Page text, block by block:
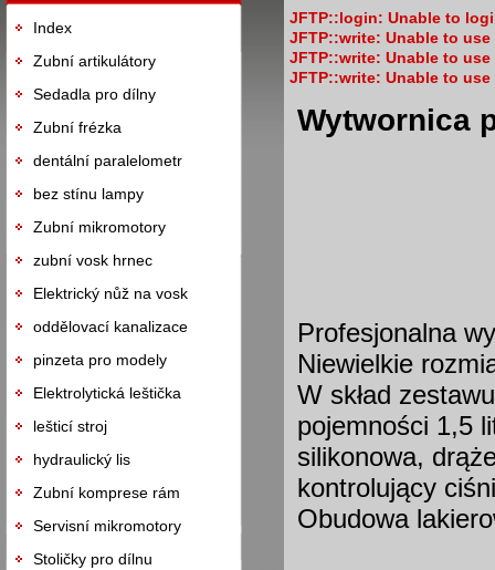
Index
Zubní artikulátory
Sedadla pro dílny
Zubní frézka
dentální paralelometr
bez stínu lampy
Zubní mikromotory
zubní vosk hrnec
Elektrický nůž na vosk
oddělovací kanalizace
pinzeta pro modely
Elektrolytická leštička
lešticí stroj
hydraulický lis
Zubní komprese rám
Servisní mikromotory
Stoličky pro dílnu
JFTP::login: Unable to
JFTP::write: Unable to
JFTP::write: Unable to
JFTP::write: Unable to
Wytwornica
Profesjonalna
Niewielkie
W skład
pojemności 1,5
silikonowa,
kontrolujący
Obudowa